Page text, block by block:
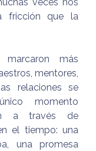
fricción que la
más
mentores,
relaciones se
momento
a través de
el tiempo: una
una promesa